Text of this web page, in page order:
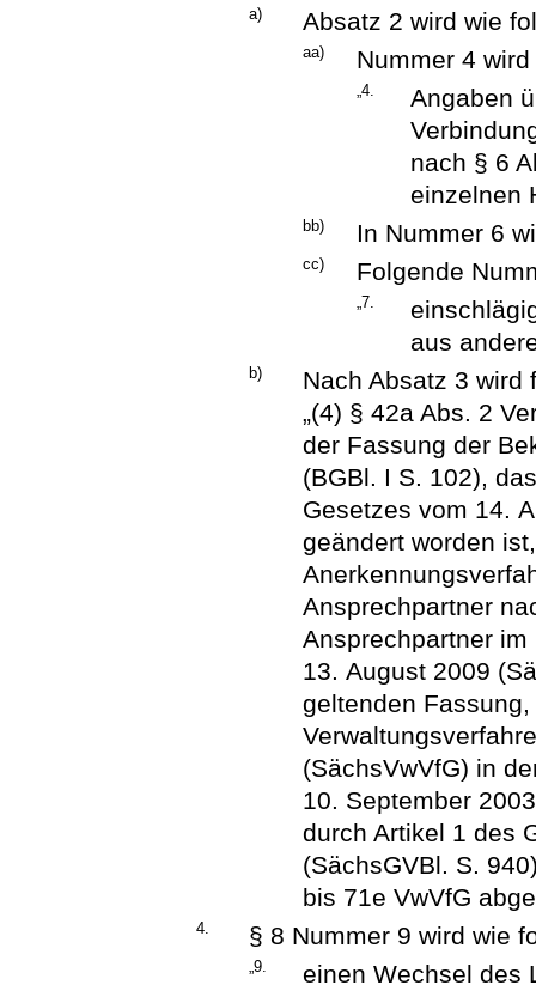
a) Absatz 2 wird wie
aa) Nummer 4
„4.
Angaben
nach § 6
einzelnen
bb) In Nummer 6
cc) Folgende
„7.
aus
b)
Nach Absatz 3 wird
„(4) § 42a Abs. 2
der Fassung der
(BGBl. I S. 102),
Gesetzes vom 14.
geändert worden
Ansprechpartner
Ansprechpartner
13. August 2009
geltenden
(SächsVwVfG) in
10. September
durch Artikel 1 des
(SächsGVBl. S.
bis 71e VwVfG
4. § 8 Nummer 9 wird wie
„9.
einen Wechsel des